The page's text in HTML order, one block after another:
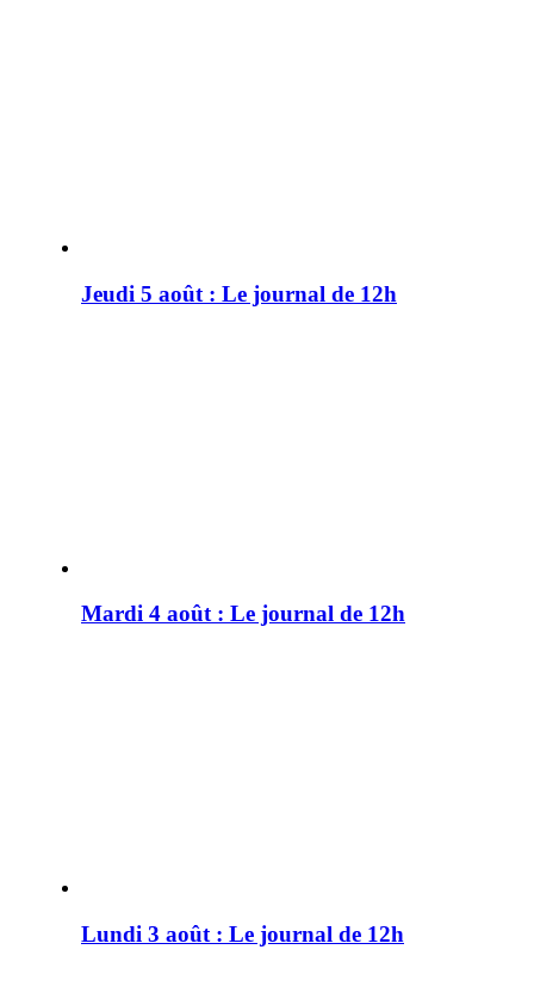
Jeudi 5 août : Le journal de 12h
Mardi 4 août : Le journal de 12h
Lundi 3 août : Le journal de 12h